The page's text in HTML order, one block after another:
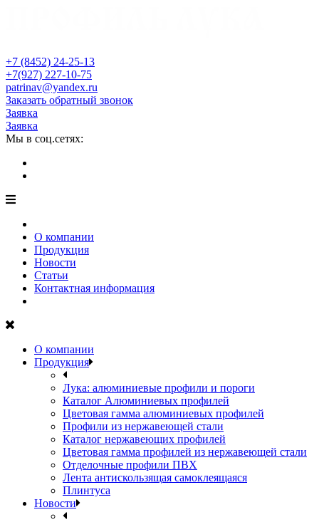
+7 (8452) 24-25-13
+7(927) 227-10-75
patrinav@yandex.ru
Заказать обратный звонок
Заявка
Заявка
Мы в соц.сетях:
О компании
Продукция
Новости
Статьи
Контактная информация
О компании
Продукция
Лука: алюминиевые профили и пороги
Каталог Алюминиевых профилей
Цветовая гамма алюминиевых профилей
Профили из нержавеющей стали
Каталог нержавеющих профилей
Цветовая гамма профилей из нержавеющей стали
Отделочные профили ПВХ
Лента антискользящая самоклеящаяся
Плинтуса
Новости